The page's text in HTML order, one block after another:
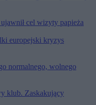
cel wizyty papieża
europejski kryzys
normalnego, wolnego
klub. Zaskakujący